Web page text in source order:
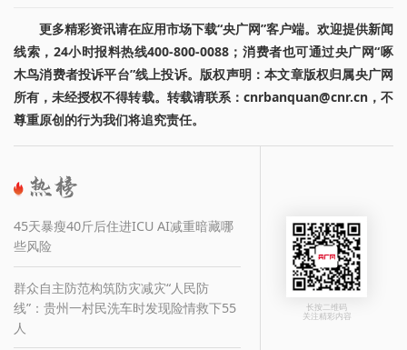
更多精彩资讯请在应用市场下载“央广网”客户端。欢迎提供新闻
线索，24小时报料热线400-800-0088；消费者也可通过央广网“啄
木鸟消费者投诉平台”线上投诉。版权声明：本文章版权归属央广网
所有，未经授权不得转载。转载请联系：cnrbanquan@cnr.cn，不
尊重原创的行为我们将追究责任。
45天暴瘦40斤后住进ICU AI减重暗藏哪
些风险
群众自主防范构筑防灾减灾“人民防
线”：贵州一村民洗车时发现险情救下55
人
长按二维码
关注精彩内容